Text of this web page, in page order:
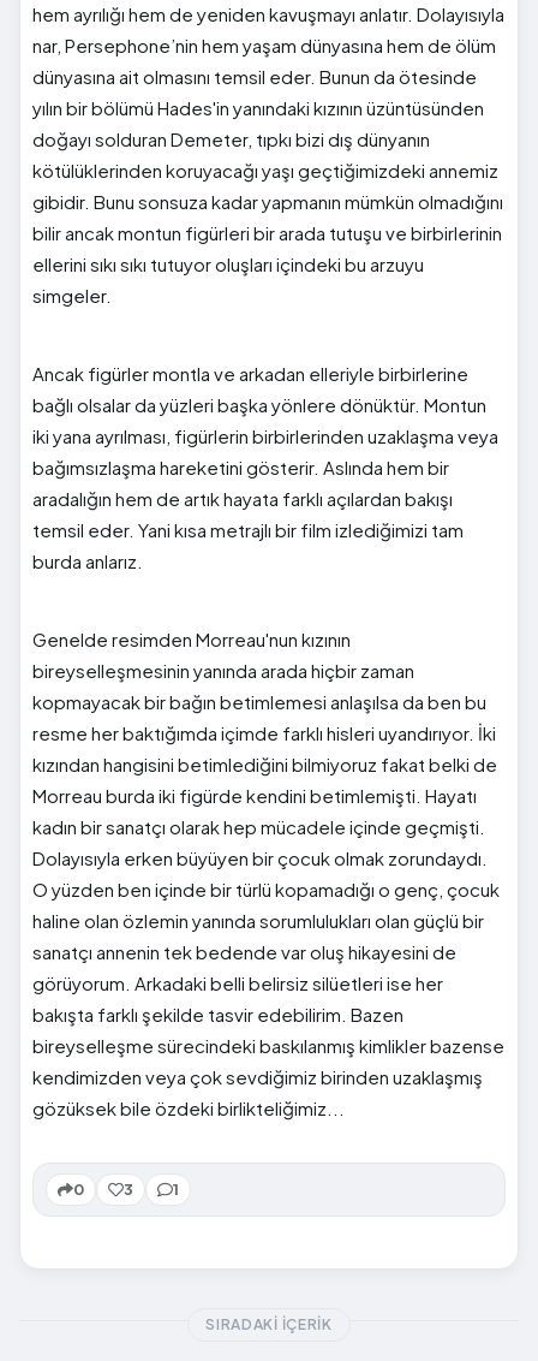
hem ayrılığı hem de yeniden kavuşmayı anlatır. Dolayısıyla
nar, Persephone’nin hem yaşam dünyasına hem de ölüm
dünyasına ait olmasını temsil eder. Bunun da ötesinde
yılın bir bölümü Hades'in yanındaki kızının üzüntüsünden
doğayı solduran Demeter, tıpkı bizi dış dünyanın
kötülüklerinden koruyacağı yaşı geçtiğimizdeki annemiz
gibidir. Bunu sonsuza kadar yapmanın mümkün olmadığını
bilir ancak montun figürleri bir arada tutuşu ve birbirlerinin
ellerini sıkı sıkı tutuyor oluşları içindeki bu arzuyu
simgeler.
Ancak figürler montla ve arkadan elleriyle birbirlerine
bağlı olsalar da yüzleri başka yönlere dönüktür. Montun
iki yana ayrılması, figürlerin birbirlerinden uzaklaşma veya
bağımsızlaşma hareketini gösterir. Aslında hem bir
aradalığın hem de artık hayata farklı açılardan bakışı
temsil eder. Yani kısa metrajlı bir film izlediğimizi tam
burda anlarız.
Genelde resimden Morreau'nun kızının
bireyselleşmesinin yanında arada hiçbir zaman
kopmayacak bir bağın betimlemesi anlaşılsa da ben bu
resme her baktığımda içimde farklı hisleri uyandırıyor. İki
kızından hangisini betimlediğini bilmiyoruz fakat belki de
Morreau burda iki figürde kendini betimlemişti. Hayatı
kadın bir sanatçı olarak hep mücadele içinde geçmişti.
Dolayısıyla erken büyüyen bir çocuk olmak zorundaydı.
O yüzden ben içinde bir türlü kopamadığı o genç, çocuk
haline olan özlemin yanında sorumlulukları olan güçlü bir
sanatçı annenin tek bedende var oluş hikayesini de
görüyorum. Arkadaki belli belirsiz silüetleri ise her
bakışta farklı şekilde tasvir edebilirim. Bazen
bireyselleşme sürecindeki baskılanmış kimlikler bazense
kendimizden veya çok sevdiğimiz birinden uzaklaşmış
gözüksek bile özdeki birlikteliğimiz...
0 3 1
SIRADAKI İÇERIK